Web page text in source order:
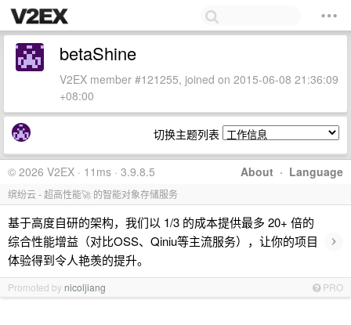
betaShine
V2EX member #121255, joined on 2015-06-08 21:36:09
+08:00
切换主题列表
About · Language
© 2026 V2EX · 11ms · 3.9.8.5
缤纷云 - 超高性能🚀 的智能对象存储服务
基于高度自研的架构，我们以 1/3 的成本提供最多 20+ 倍的
综合性能增益（对比OSS、Qiniu等主流服务），让你的项目
体验得到令人艳羡的提升。
›
Promoted by nicoljiang PRO